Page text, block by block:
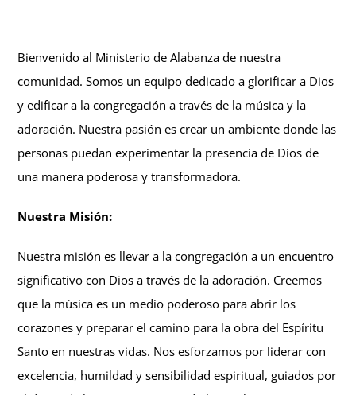
Bienvenido al Ministerio de Alabanza de nuestra
comunidad. Somos un equipo dedicado a glorificar a Dios
y edificar a la congregación a través de la música y la
adoración. Nuestra pasión es crear un ambiente donde las
personas puedan experimentar la presencia de Dios de
una manera poderosa y transformadora.
Nuestra Misión:
Nuestra misión es llevar a la congregación a un encuentro
significativo con Dios a través de la adoración. Creemos
que la música es un medio poderoso para abrir los
corazones y preparar el camino para la obra del Espíritu
Santo en nuestras vidas. Nos esforzamos por liderar con
excelencia, humildad y sensibilidad espiritual, guiados por